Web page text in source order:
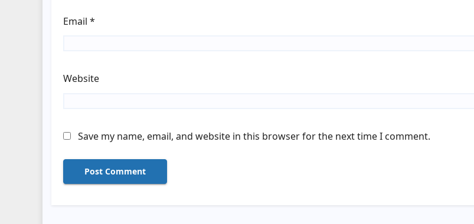
Email *
Website
Save my name, email, and website in this browser for the next time I comment.